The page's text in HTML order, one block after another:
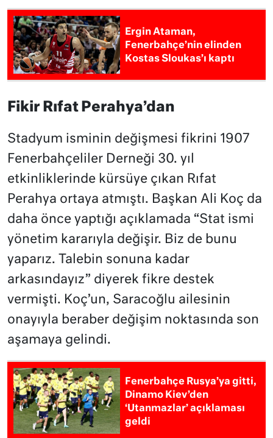
Ergin Ataman,
Fenerbahçe’nin elinden
Kostas Sloukas’ı kaptı
Fikir Rıfat Perahya’dan
Stadyum isminin değişmesi fikrini 1907
Fenerbahçeliler Derneği 30. yıl
etkinliklerinde kürsüye çıkan Rıfat
Perahya ortaya atmıştı. Başkan Ali Koç da
daha önce yaptığı açıklamada “Stat ismi
yönetim kararıyla değişir. Biz de bunu
yaparız. Talebin sonuna kadar
arkasındayız” diyerek fikre destek
vermişti. Koç’un, Saracoğlu ailesinin
onayıyla beraber değişim noktasında son
aşamaya gelindi.
Fenerbahçe Rusya’ya gitti,
Dinamo Kiev’den
‘Utanmazlar’ açıklaması
geldi